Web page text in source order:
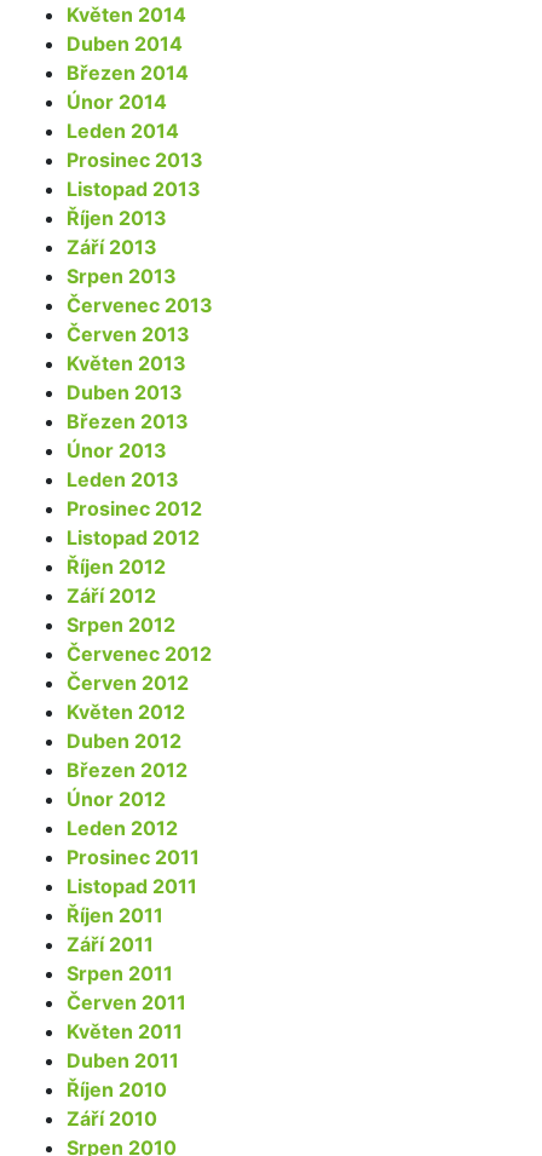
Květen 2014
Duben 2014
Březen 2014
Únor 2014
Leden 2014
Prosinec 2013
Listopad 2013
Říjen 2013
Září 2013
Srpen 2013
Červenec 2013
Červen 2013
Květen 2013
Duben 2013
Březen 2013
Únor 2013
Leden 2013
Prosinec 2012
Listopad 2012
Říjen 2012
Září 2012
Srpen 2012
Červenec 2012
Červen 2012
Květen 2012
Duben 2012
Březen 2012
Únor 2012
Leden 2012
Prosinec 2011
Listopad 2011
Říjen 2011
Září 2011
Srpen 2011
Červen 2011
Květen 2011
Duben 2011
Říjen 2010
Září 2010
Srpen 2010